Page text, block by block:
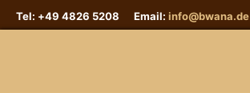
Tel: +49 4826 5208 Email: info@bwana.de
Sprache auswählen